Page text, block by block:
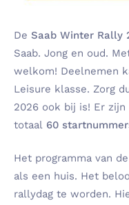
De Saab Winter Rally
Saab. Jong en oud.
welkom! Deelnemen
Leisure klasse. Zorg
2026 ook bij is! Er zijn
totaal 60
Het programma van de
als een huis. Het
rallydag te worden.